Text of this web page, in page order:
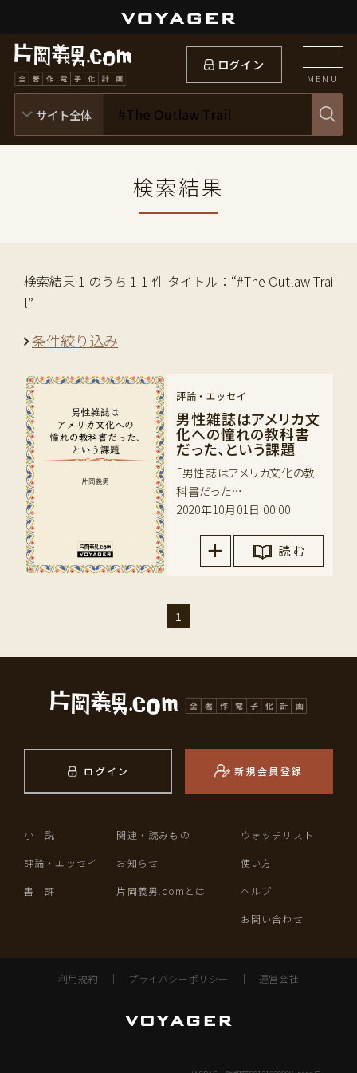
ログイン
MENU
検索結果
検索結果 1 のうち 1-1 件 タイトル：“#The Outlaw Trai
l”
条件絞り込み
評論・エッセイ
男性雑誌はアメリカ文
化への憧れの教科書
だった、という課題
「男性誌はアメリカ文化の教
科書だった…
2020年10月01日 00:00
読 む
1
ログイン 新規会員登録
小 説
評論・エッセイ
書 評
関連・読みもの
お知らせ
片岡義男.comとは
ウォッチリスト
使い方
ヘルプ
お問い合わせ
利用規約 ｜ プライバシーポリシー ｜ 運営会社